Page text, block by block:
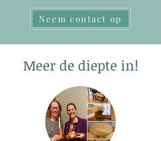
Neem contact op
Meer de diepte in!